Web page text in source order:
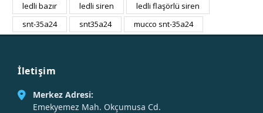
ledli bazır
ledli siren
ledli flaşörlü siren
snt-35a24
snt35a24 mucco snt-35a24
İletişim
Merkez Adresi:
Emekyemez Mah. Okçumusa Cd.